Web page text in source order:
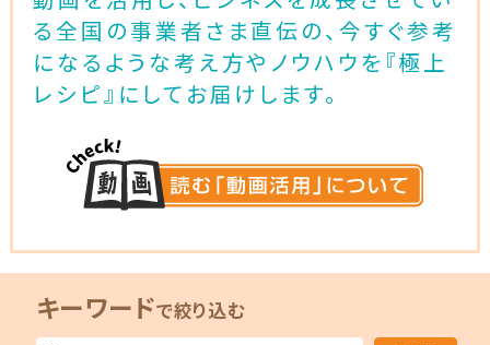
る全国の事業者さま直伝の、今すぐ参考
になるような考え方やノウハウを『極上
レシピ』にしてお届けします。
キーワードで絞り込む